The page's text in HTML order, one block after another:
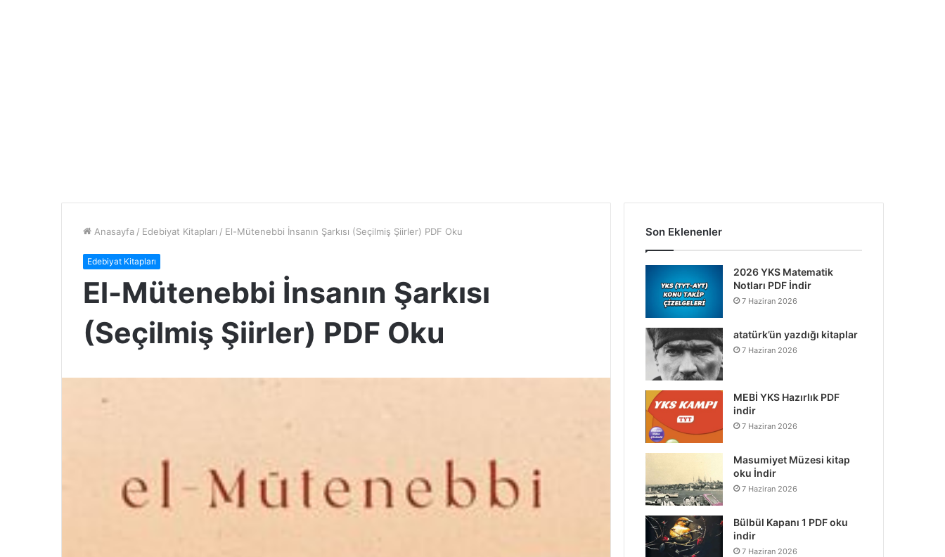
Anasayfa / Edebiyat Kitapları / El-Mütenebbi İnsanın Şarkısı (Seçilmiş Şiirler) PDF Oku
Edebiyat Kitapları
El-Mütenebbi İnsanın Şarkısı
(Seçilmiş Şiirler) PDF Oku
Son Eklenenler
2026 YKS Matematik
Notları PDF İndir
7 Haziran 2026
atatürk’ün yazdığı kitaplar
7 Haziran 2026
MEBİ YKS Hazırlık PDF
indir
7 Haziran 2026
Masumiyet Müzesi kitap
oku İndir
7 Haziran 2026
Bülbül Kapanı 1 PDF oku
indir
7 Haziran 2026